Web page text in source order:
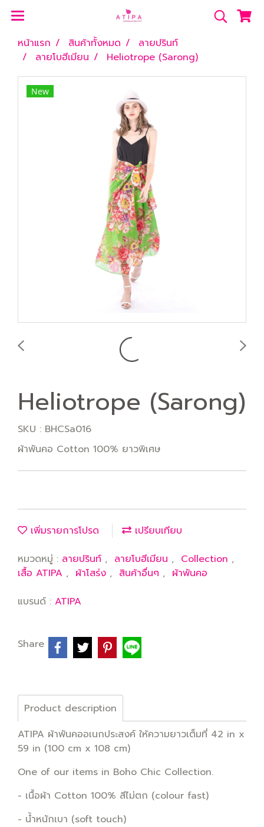
หน้าแรก สินค้าทั้งหมด
ลายปรินท์
ลายโบฮีเมียน
Heliotrope (Sarong)
New
Heliotrope (Sarong)
SKU : BHCSa016
ผ้าพันคอ Cotton 100% ยาวพิเศษ
เพิ่มรายการโปรด
เปรียบเทียบ
หมวดหมู่ : ลายปรินท์ , ลายโบฮีเมียน , Collection ,
เสื้อ ATIPA , ผ้าโสร่ง , สินค้าอื่นๆ , ผ้าพันคอ
แบรนด์ : ATIPA
Share
Product description
ATIPA ผ้าพันคออเนกประสงค์ ให้ความยาวเต็มที่ 42 in x
59 in (100 cm x 108 cm)
One of our items in Boho Chic Collection.
- เนื้อผ้า Cotton 100% สีไม่ตก (colour fast)
- น้ำหนักเบา (soft touch)